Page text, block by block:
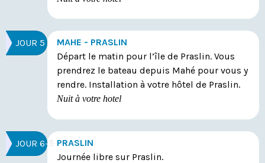
JOUR 5
MAHE - PRASLIN
Départ le matin pour l’île de Praslin. Vous
prendrez le bateau depuis Mahé pour vous y
rendre. Installation à votre hôtel de Praslin.
Nuit à votre hotel
JOUR 6-8 PRASLIN
Journée libre sur Praslin.